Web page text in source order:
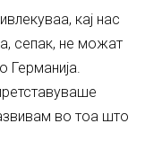
кај нас
сепак, не можат
Германија.
во тоа што